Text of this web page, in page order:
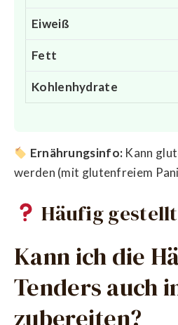
Eiweiß
Fett
Kohlenhydrate
Ernährungsinfo: Kann
werden (mit glutenfreiem
Häufig
Kann ich die
Tenders auch
zubereiten?